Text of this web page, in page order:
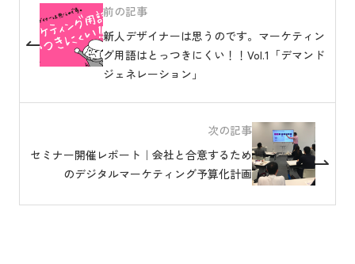
前の記事
新人デザイナーは思うのです。マーケティン
グ用語はとっつきにくい！！Vol.1「デマンド
ジェネレーション」
次の記事
セミナー開催レポート｜会社と合意するため
のデジタルマーケティング予算化計画